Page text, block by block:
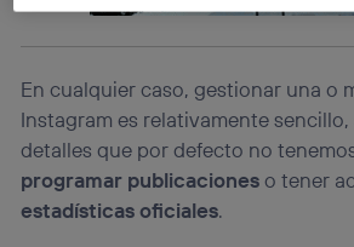
En cualquier caso, gestionar una o
Instagram es relativamente
detalles que por defecto no
programar publicacioneso tener
estadísticas oficiales.
La tecnología utiliza un identificador
operadora de telefonía, utilizando tu
información de la cuenta de cliente de
telecomunicaciones vinculada a la
(p. ej., número de teléfono móvil).
Este identificador se asigna a la